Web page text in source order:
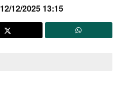
12/12/2025 13:15